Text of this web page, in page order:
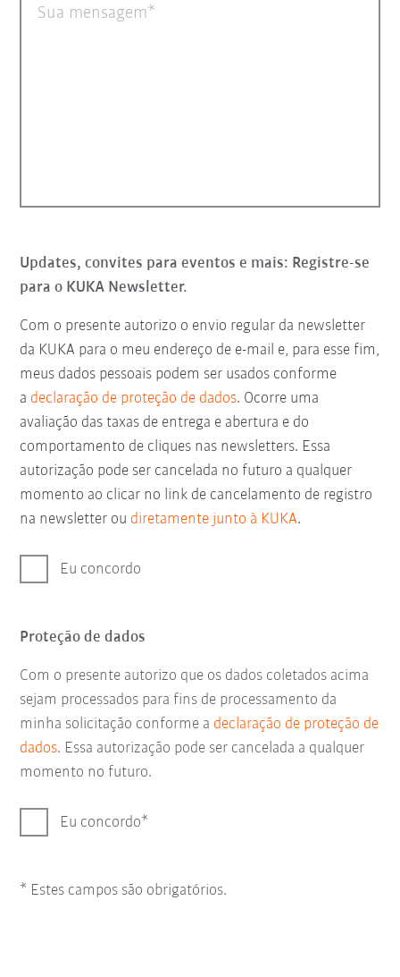
Sua mensagem
Updates, convites para eventos e mais: Registre-se
para o KUKA Newsletter.
Com o presente autorizo o envio regular da newsletter
da KUKA para o meu endereço de e-mail e, para esse fim,
meus dados pessoais podem ser usados conforme
a declaração de proteção de dados. Ocorre uma
avaliação das taxas de entrega e abertura e do
comportamento de cliques nas newsletters. Essa
autorização pode ser cancelada no futuro a qualquer
momento ao clicar no link de cancelamento de registro
na newsletter ou diretamente junto à KUKA.
Eu concordo
Proteção de dados
Com o presente autorizo que os dados coletados acima
sejam processados para fins de processamento da
minha solicitação conforme a declaração de proteção de
dados. Essa autorização pode ser cancelada a qualquer
momento no futuro.
Eu concordo
* Estes campos são obrigatórios.